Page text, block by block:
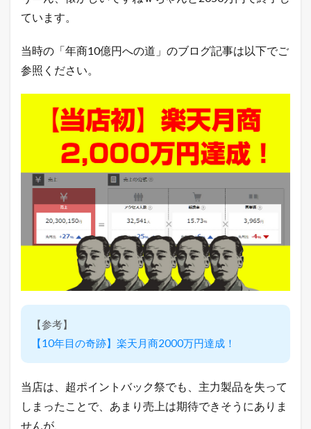
台
風
、
た
り
そ
で
す
ね
。
メ
ト
ピ
ー
ト
通
ています。
当時の「年商10億円への道」のブログ記事は以下でご
参照ください。
【参考】
【10年目の奇跡】楽天月商2000万円達成！
当店は、超ポイントバック祭でも、主力製品を失って
しまったことで、あまり売上は期待できそうにありま
せんが、